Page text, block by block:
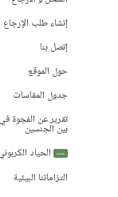
إنشاء طلب الإرجاع
إتصل بنا
حول الموقع
جدول المقاسات
تقرير عن الفجوة
بين الجنسين
جديد
الحياد
التزاماتنا البيئية